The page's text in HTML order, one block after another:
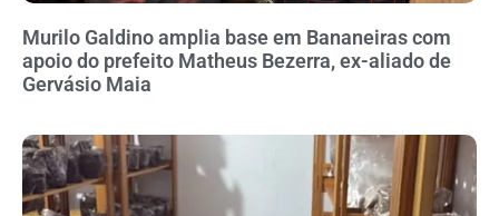
Murilo Galdino amplia base em Bananeiras com
apoio do prefeito Matheus Bezerra, ex-aliado de
Gervásio Maia